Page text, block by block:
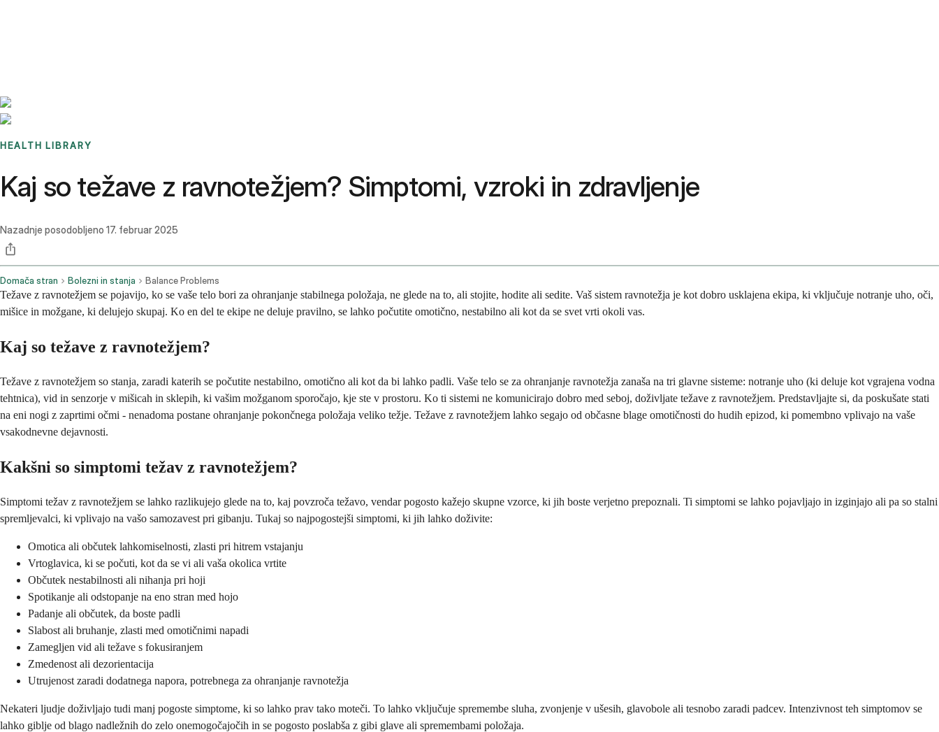
HEALTH LIBRARY
Kaj so težave z ravnotežjem? Simptomi, vzroki in zdravljenje
Nazadnje posodobljeno 17. februar 2025
Domača stran Bolezni in stanja Balance Problems
Težave z ravnotežjem se pojavijo, ko se vaše telo bori za ohranjanje stabilnega položaja, ne glede na to, ali stojite, hodite ali sedite. Vaš sistem ravnotežja je kot dobro usklajena ekipa, ki vključuje notranje uho, oči,
mišice in možgane, ki delujejo skupaj. Ko en del te ekipe ne deluje pravilno, se lahko počutite omotično, nestabilno ali kot da se svet vrti okoli vas.
Kaj so težave z ravnotežjem?
Težave z ravnotežjem so stanja, zaradi katerih se počutite nestabilno, omotično ali kot da bi lahko padli. Vaše telo se za ohranjanje ravnotežja zanaša na tri glavne sisteme: notranje uho (ki deluje kot vgrajena vodna
tehtnica), vid in senzorje v mišicah in sklepih, ki vašim možganom sporočajo, kje ste v prostoru. Ko ti sistemi ne komunicirajo dobro med seboj, doživljate težave z ravnotežjem. Predstavljajte si, da poskušate stati
na eni nogi z zaprtimi očmi - nenadoma postane ohranjanje pokončnega položaja veliko težje. Težave z ravnotežjem lahko segajo od občasne blage omotičnosti do hudih epizod, ki pomembno vplivajo na vaše
vsakodnevne dejavnosti.
Kakšni so simptomi težav z ravnotežjem?
Simptomi težav z ravnotežjem se lahko razlikujejo glede na to, kaj povzroča težavo, vendar pogosto kažejo skupne vzorce, ki jih boste verjetno prepoznali. Ti simptomi se lahko pojavljajo in izginjajo ali pa so stalni
spremljevalci, ki vplivajo na vašo samozavest pri gibanju. Tukaj so najpogostejši simptomi, ki jih lahko doživite:
Omotica ali občutek lahkomiselnosti, zlasti pri hitrem vstajanju
Vrtoglavica, ki se počuti, kot da se vi ali vaša okolica vrtite
Občutek nestabilnosti ali nihanja pri hoji
Spotikanje ali odstopanje na eno stran med hojo
Padanje ali občutek, da boste padli
Slabost ali bruhanje, zlasti med omotičnimi napadi
Zamegljen vid ali težave s fokusiranjem
Zmedenost ali dezorientacija
Utrujenost zaradi dodatnega napora, potrebnega za ohranjanje ravnotežja
Nekateri ljudje doživljajo tudi manj pogoste simptome, ki so lahko prav tako moteči. To lahko vključuje spremembe sluha, zvonjenje v ušesih, glavobole ali tesnobo zaradi padcev. Intenzivnost teh simptomov se
lahko giblje od blago nadležnih do zelo onemogočajočih in se pogosto poslabša z gibi glave ali spremembami položaja.